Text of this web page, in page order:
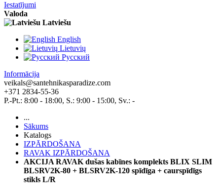
Iestatījumi
Valoda
Latviešu
English
Lietuvių
Pусский
Informācija
veikals@santehnikasparadize.com
+371 2834-55-36
P.-Pt.: 8:00 - 18:00, S.: 9:00 - 15:00, Sv.: -
...
Sākums
Katalogs
IZPĀRDOŠANA
RAVAK IZPĀRDOŠANA
AKCIJA RAVAK dušas kabīnes komplekts BLIX SLIM
BLSRV2K-80 + BLSRV2K-120 spīdīga + caurspīdīgs
stikls L/R